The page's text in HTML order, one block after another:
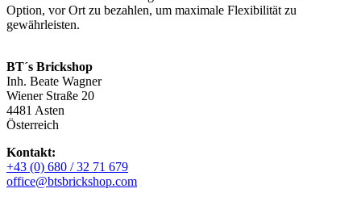
Option, vor Ort zu bezahlen, um maximale Flexibilität zu
gewährleisten.
BT´s Brickshop​
Inh. Beate Wagner
Wiener Straße 20
4481 Asten
Österreich
Kontakt:
+43 (0) 680 / 32 71 679
office@btsbrickshop.com